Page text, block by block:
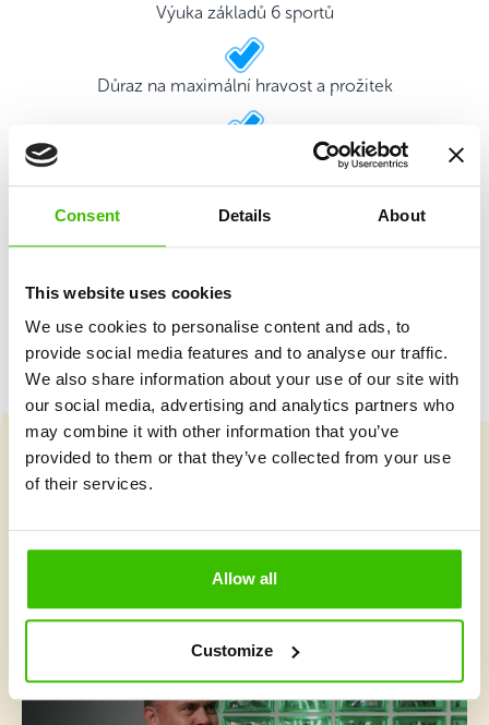
Consent Details About
This website uses cookies
We use cookies to personalise content and ads, to
provide social media features and to analyse our traffic.
We also share information about your use of our site with
our social media, advertising and analytics partners who
may combine it with other information that you’ve
provided to them or that they’ve collected from your use
of their services.
Allow all
Customize
Výuka základů 6 sportů
Důraz na maximální hravost a prožitek
2 kvalifikovaní trenéři
Co je v Gymnathlonu nového